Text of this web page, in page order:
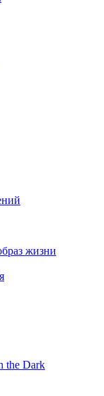
жизни
the Dark